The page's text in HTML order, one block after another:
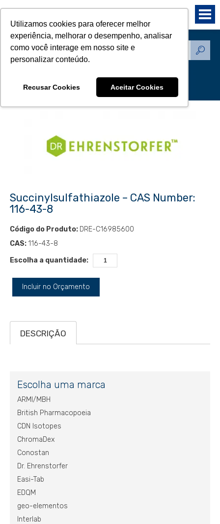
Utilizamos cookies para oferecer melhor
experiência, melhorar o desempenho, analisar
como você interage em nosso site e
personalizar conteúdo.
Recusar Cookies Aceitar Cookies
Produtos - Padrões de
Succinylsulfathiazole – CAS Number:
116-43-8
Código do Produto: DRE-C16985600
CAS: 116-43-8
Escolha a quantidade:
Incluir no Orçamento
DESCRIÇÃO
Escolha uma marca
ARMI/MBH
British Pharmacopoeia
CDN Isotopes
ChromaDex
Conostan
Dr. Ehrenstorfer
Easi-Tab
EDQM
geo-elementos
Interlab